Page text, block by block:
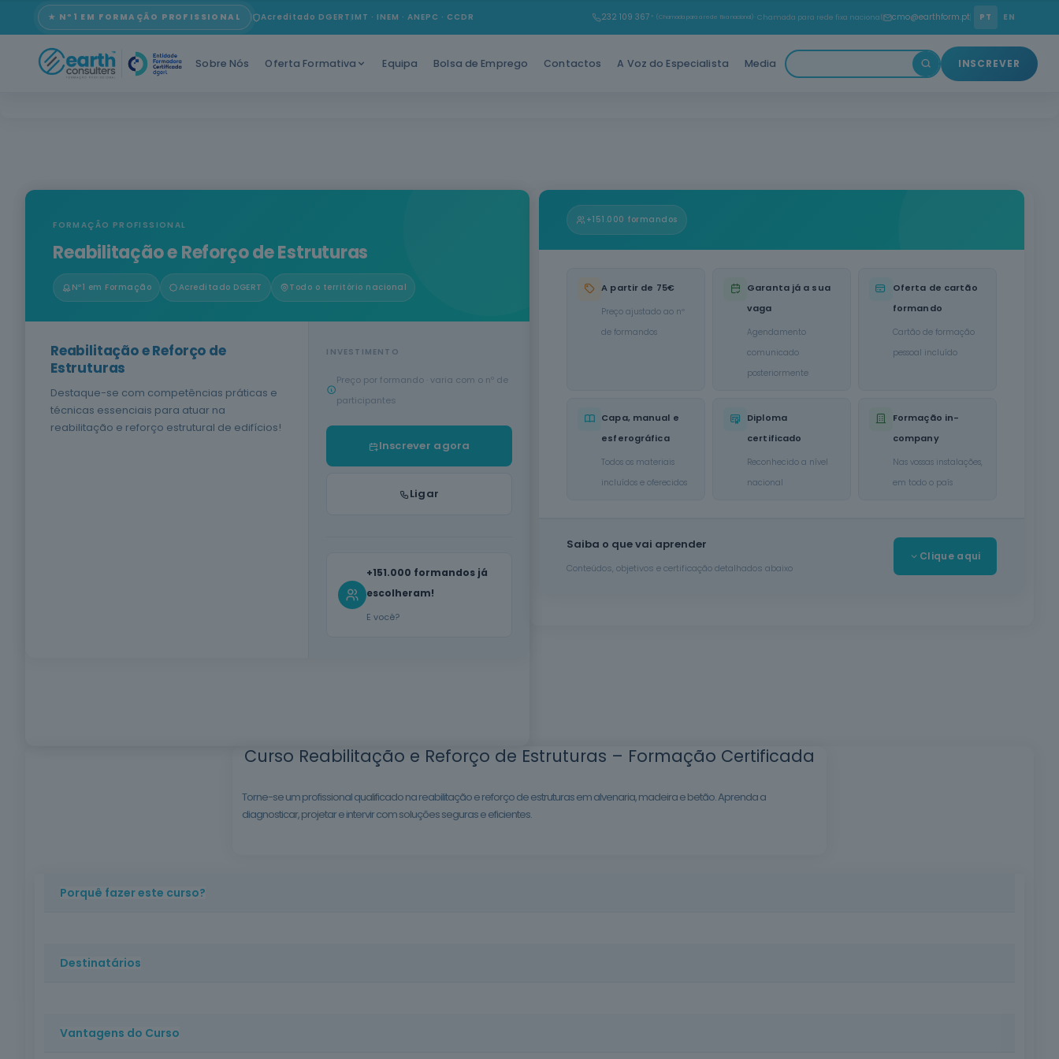
★ Nº1 EM FORMAÇÃO PROFISSIONAL Acreditado DGERT IMT · INEM · ANEPC · CCDR 232 109 367 * (Chamada para a rede fixa nacional) · Chamada para rede fixa nacional cmo@earthform.pt PT EN
Sobre Nós Oferta Formativa Equipa Bolsa de Emprego Contactos A Voz do Especialista Media INSCREVER
FORMAÇÃO PROFISSIONAL
Reabilitação e Reforço de Estruturas
Nº1 em Formação Acreditado DGERT Todo o território nacional
Reabilitação e Reforço de
Estruturas
Destaque-se com competências práticas e
técnicas essenciais para atuar na
reabilitação e reforço estrutural de edifícios!
INVESTIMENTO
Preço por formando · varia com o nº de
participantes
Inscrever agora
Ligar
+151.000 formandos já
escolheram!
E você?
+151.000 formandos
A partir de 75€
Preço ajustado ao nº
de formandos
Garanta já a sua
vaga
Agendamento
comunicado
posteriormente
Oferta de cartão
formando
Cartão de formação
pessoal incluído
Capa, manual e
esferográfica
Todos os materiais
incluídos e oferecidos
Diploma
certificado
Reconhecido a nível
nacional
Formação in-
company
Nas vossas instalações,
em todo o país
Saiba o que vai aprender
Conteúdos, objetivos e certificação detalhados abaixo
Clique aqui
Curso Reabilitação e Reforço de Estruturas – Formação Certificada
Torne-se um profissional qualificado na reabilitação e reforço de estruturas em alvenaria, madeira e betão. Aprenda a
diagnosticar, projetar e intervir com soluções seguras e eficientes.
Porquê fazer este curso?
Destinatários
Vantagens do Curso